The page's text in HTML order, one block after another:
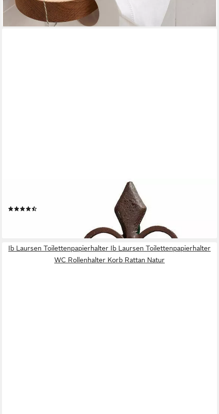
-33%
lieferbar - in 5-6 Werktagen bei dir
Toilettenpapierhalter Antik, antikbraun
lieferbar - in 2-3 Werktagen bei dir
Ib Laursen Toilettenpapierhalter Ib Laursen Toilettenpapierhalter
WC Rollenhalter Korb Rattan Natur